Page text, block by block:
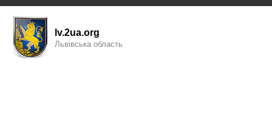
lv.2ua.org
Львівська область